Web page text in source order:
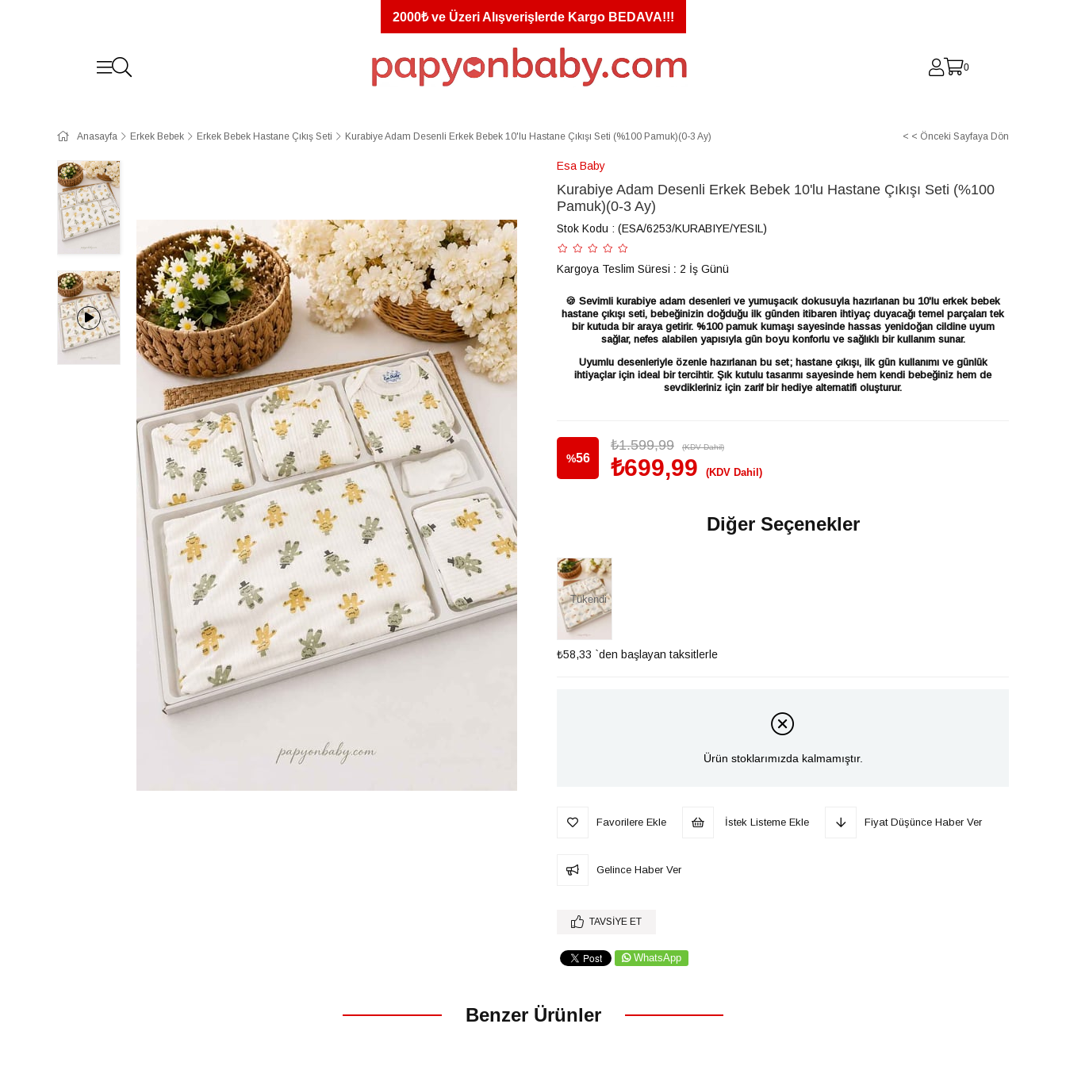
2000₺ ve Üzeri Alışverişlerde Kargo BEDAVA!!!
0
Anasayfa Erkek Bebek Erkek Bebek Hastane Çıkış Seti Kurabiye Adam Desenli Erkek Bebek 10'lu Hastane Çıkışı Seti (%100 Pamuk)(0-3 Ay) < < Önceki Sayfaya Dön
Esa Baby
Kurabiye Adam Desenli Erkek Bebek 10'lu Hastane Çıkışı Seti (%100
Pamuk)(0-3 Ay)
Stok Kodu (ESA/6253/KURABIYE/YESIL)
Kargoya Teslim Süresi : 2 İş Günü
🍪 Sevimli kurabiye adam desenleri ve yumuşacık dokusuyla hazırlanan bu 10'lu erkek bebek
hastane çıkışı seti, bebeğinizin doğduğu ilk günden itibaren ihtiyaç duyacağı temel parçaları tek
bir kutuda bir araya getirir. %100 pamuk kumaşı sayesinde hassas yenidoğan cildine uyum
sağlar, nefes alabilen yapısıyla gün boyu konforlu ve sağlıklı bir kullanım sunar.
Uyumlu desenleriyle özenle hazırlanan bu set; hastane çıkışı, ilk gün kullanımı ve günlük
ihtiyaçlar için ideal bir tercihtir. Şık kutulu tasarımı sayesinde hem kendi bebeğiniz hem de
sevdikleriniz için zarif bir hediye alternatifi oluşturur.
%56
₺1.599,99 (KDV Dahil)
₺699,99 (KDV Dahil)
Diğer Seçenekler
Tükendi
₺58,33 `den başlayan taksitlerle
Ürün stoklarımızda kalmamıştır.
Favorilere Ekle İstek Listeme Ekle Fiyat Düşünce Haber Ver
Gelince Haber Ver
TAVSIYE ET
WhatsApp
Benzer Ürünler